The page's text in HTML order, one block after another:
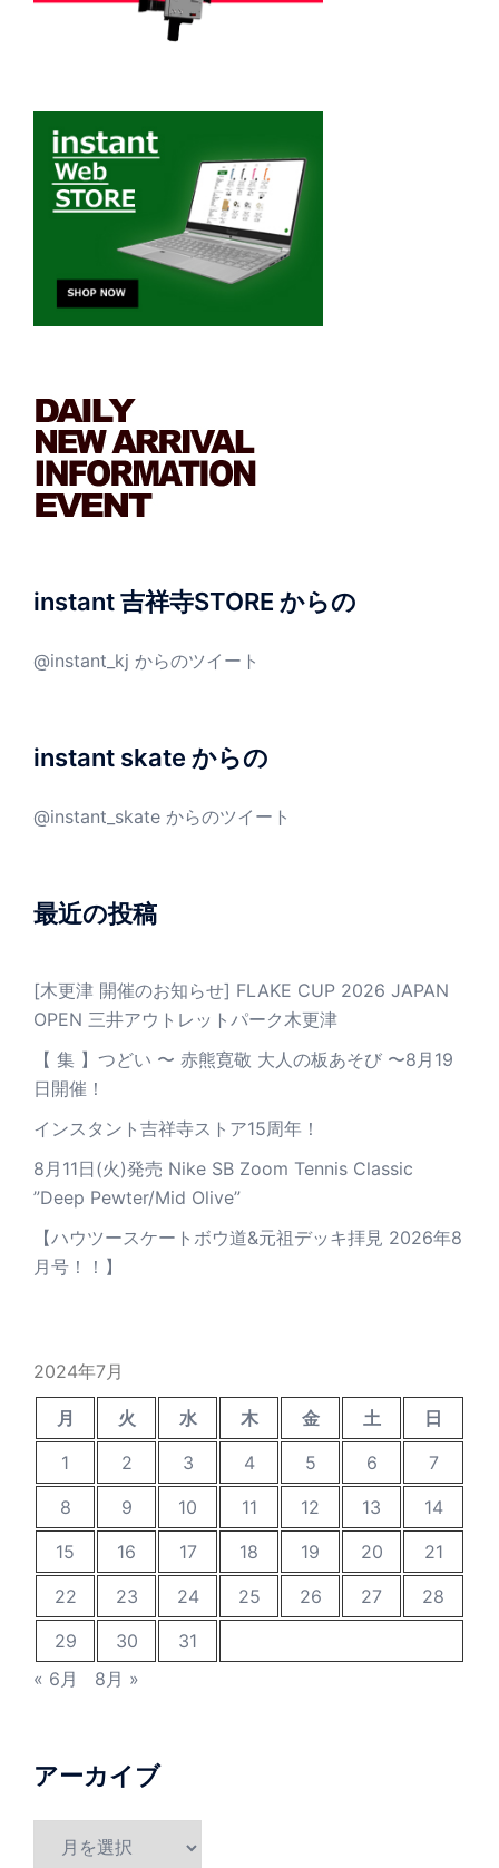
instant 吉祥寺STORE からの
@instant_kj からのツイート
instant skate からの
@instant_skate からのツイート
最近の投稿
[木更津 開催のお知らせ] FLAKE CUP 2026 JAPAN
OPEN 三井アウトレットパーク木更津
【 集 】つどい 〜 赤熊寛敬 大人の板あそび 〜8月19
日開催！
インスタント吉祥寺ストア15周年！
8月11日(火)発売 Nike SB Zoom Tennis Classic
”Deep Pewter/Mid Olive”
【ハウツースケートボウ道&元祖デッキ拝見 2026年8
月号！！】
2024年7月
月 火 水 木 金 土
日
1
2 3 4 5 6
7
8
9 10 11 12 13
14
15
16 17 18 19 20
21
22
23 24 25 26 27
28
29
30
31
« 6月
8月 »
アーカイブ